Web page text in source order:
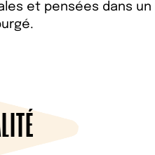
et pensées dans un